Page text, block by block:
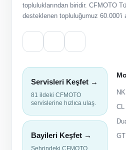
topluluklarından biridir. CFMOTO
desteklenen topluluğumuz
Servisleri Keşfet →
81 ildeki CFMOTO
servislerine hızlıca ulaş.
Bayileri Keşfet →
CL